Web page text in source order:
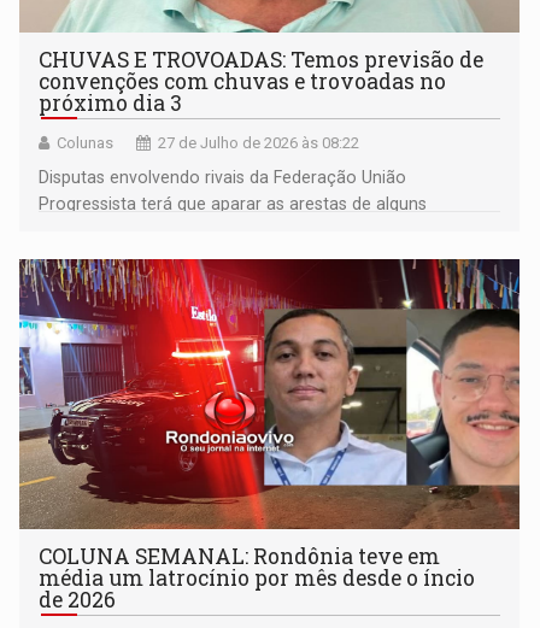
CHUVAS E TROVOADAS: Temos previsão de
convenções com chuvas e trovoadas no
próximo dia 3
Colunas 27 de Julho de 2026 às 08:22
Disputas envolvendo rivais da Federação União
Progressista terá que aparar as arestas de alguns
COLUNA SEMANAL: Rondônia teve em
média um latrocínio por mês desde o íncio
de 2026